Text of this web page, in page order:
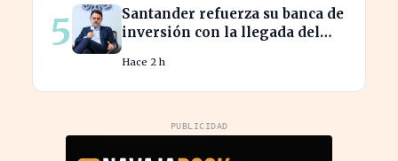
5
Santander refuerza su banca de
inversión con la llegada del
Hace 2 h
PUBLICIDAD